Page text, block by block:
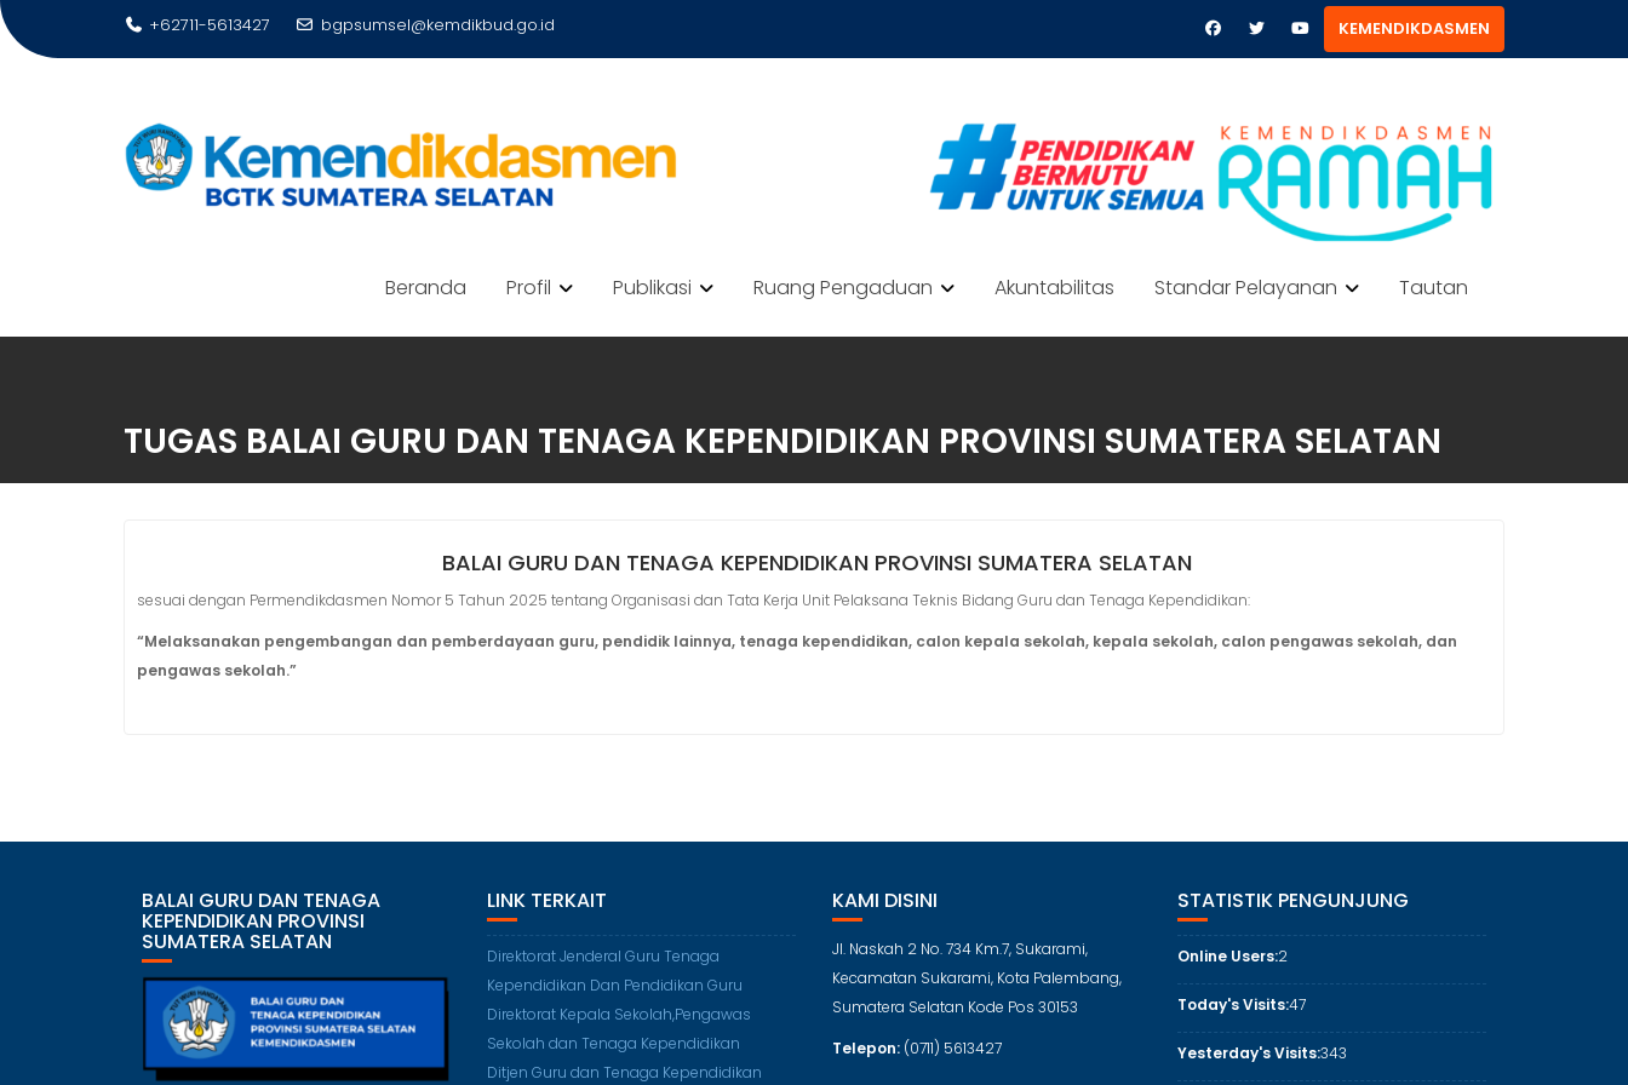
Skip
to
+62711-5613427 bgpsumsel@kemdikbud.go.id KEMENDIKDASMEN
Beranda Profil Publikasi Ruang Pengaduan Akuntabilitas Standar Pelayanan Tautan
TUGAS BALAI GURU DAN TENAGA KEPENDIDIKAN PROVINSI SUMATERA SELATAN
BALAI GURU DAN TENAGA KEPENDIDIKAN PROVINSI SUMATERA SELATAN
sesuai dengan Permendikdasmen Nomor 5 Tahun 2025 tentang Organisasi dan Tata Kerja Unit Pelaksana Teknis Bidang Guru dan Tenaga Kependidikan:
“Melaksanakan pengembangan dan pemberdayaan guru, pendidik lainnya, tenaga kependidikan, calon kepala sekolah, kepala sekolah, calon pengawas sekolah, dan
pengawas sekolah.”
BALAI GURU DAN TENAGA
KEPENDIDIKAN PROVINSI
SUMATERA SELATAN
LINK TERKAIT
Direktorat Jenderal Guru Tenaga
Kependidikan Dan Pendidikan Guru
Direktorat Kepala Sekolah,Pengawas
Sekolah dan Tenaga Kependidikan
Ditjen Guru dan Tenaga Kependidikan
KAMI DISINI
Jl. Naskah 2 No. 734 Km.7, Sukarami,
Kecamatan Sukarami, Kota Palembang,
Sumatera Selatan Kode Pos 30153
Telepon: (0711) 5613427
STATISTIK PENGUNJUNG
Online Users:2
Today's Visits:47
Yesterday's Visits:343